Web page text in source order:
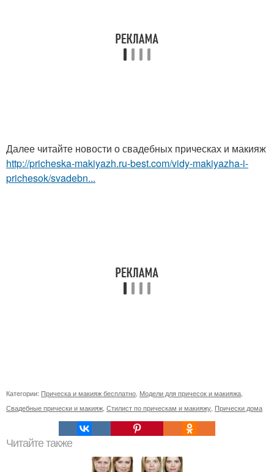
Далее читайте новости о свадебных прическах и макияж
http://pricheska-makiyazh.ru-best.com/vidy-makiyazha-i-
prichesok/svadebn...
Категории: Прическа и макияж бесплатно Модели для причесок и макияжа
Свадебные прически и макияж Стилист по прическам и макияжу Прически дома
Читайте также